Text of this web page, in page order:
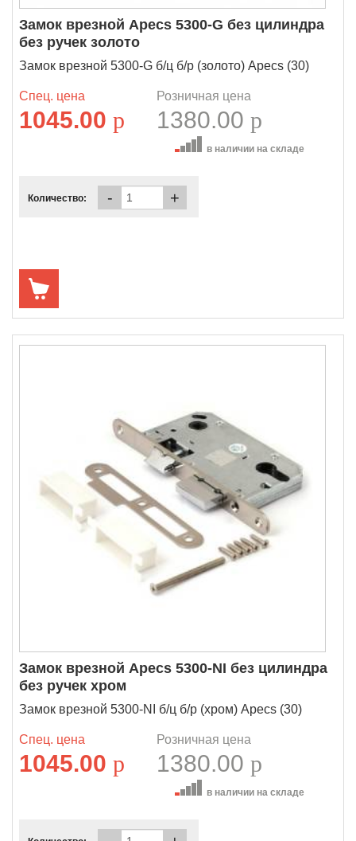
Замок врезной Apecs 5300-G без цилиндра
без ручек золото
Замок врезной 5300-G б/ц б/р (золото) Apecs (30)
Спец. цена
1045.00 p
Розничная цена
1380.00 p
в наличии на складе
Количество: - +
Замок врезной Apecs 5300-NI без цилиндра
без ручек хром
Замок врезной 5300-NI б/ц б/р (хром) Apecs (30)
Спец. цена
1045.00 p
Розничная цена
1380.00 p
в наличии на складе